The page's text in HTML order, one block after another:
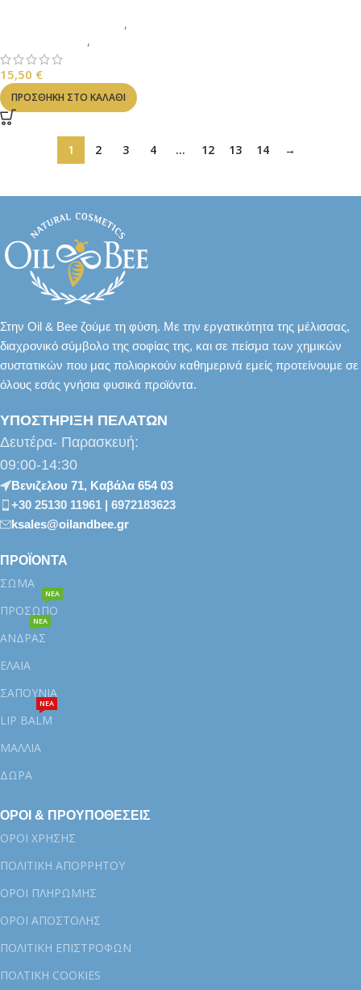
,
,
15,50 €
ΠΡΟΣΘΉΚΗ ΣΤΟ ΚΑΛΆΘΙ
1 2 3 4 … 12 13 14 →
Στην Oil & Bee ζούμε τη φύση. Με την εργατικότητα της μέλισσας,
διαχρονικό σύμβολο της σοφίας της, και σε πείσμα των χημικών
συστατικών που μας πολιορκούν καθημερινά εμείς προτείνουμε σε
όλους εσάς γνήσια φυσικά προϊόντα.
ΥΠΟΣΤΗΡΙΞΗ ΠΕΛΑΤΩΝ
Δευτέρα- Παρασκευή:
09:00-14:30
Βενιζελου 71, Καβάλα 654 03
+30 25130 11961 | 6972183623
ksales@oilandbee.gr
ΠΡΟΪΟΝΤΑ
ΣΩΜΑ
ΠΡΟΣΩΠΟ
ΝΕΑ
ΑΝΔΡΑΣ
ΝΕΑ
ΕΛΑΙΑ
ΣΑΠΟΥΝΙΑ
LIP BALM
ΝΕΑ
ΜΑΛΛΙΑ
ΔΩΡΑ
ΟΡΟΙ & ΠΡΟΥΠΟΘΕΣΕΙΣ
ΟΡΟΙ ΧΡΗΣΗΣ
ΠΟΛΙΤΙΚΗ ΑΠΟΡΡΗΤΟΥ
ΟΡΟΙ ΠΛΗΡΩΜΗΣ
ΟΡΟΙ ΑΠΟΣΤΟΛΗΣ
ΠΟΛΙΤΙΚΗ ΕΠΙΣΤΡΟΦΩΝ
ΠΟΛTIKH COOKIES